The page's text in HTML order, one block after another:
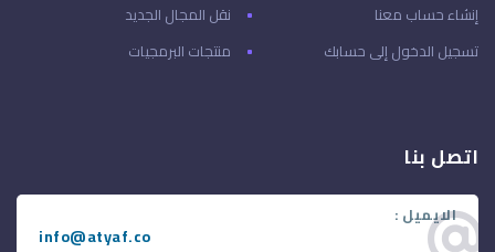
نقل المجال الجديد
منتجات البرمجيات
إنشاء حساب معنا
تسجيل الدخول إلى حسابك
اتصل بنا
الايميل :
info@atyaf.co